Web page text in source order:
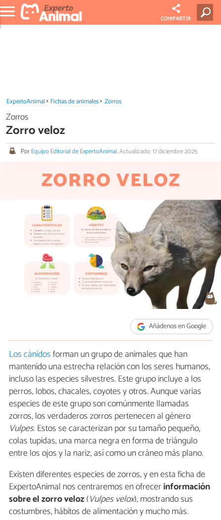
COMPARTIR
ExpertoAnimal Fichas de animales Zorros
Zorros
Zorro veloz
PorEquipo Editorial de ExpertoAnimal.Actualizado: 17 diciembre 2025
Añádenos en Google
Los cánidosforman un grupo de animales que han
mantenido una estrecha relación con los seres humanos,
incluso las especies silvestres. Este grupo incluye a los
perros, lobos, chacales, coyotes y otros. Aunque varias
especies de este grupo son comúnmente llamadas
zorros, los verdaderos zorros pertenecen al género
Vulpes. Estos se caracterizan por su tamaño pequeño,
colas tupidas, una marca negra en forma de triángulo
entre los ojos y la nariz, así como un cráneo más plano.
Existen diferentes especies de zorros, y en esta ficha de
ExpertoAnimal nos centraremos en ofrecerinformación
sobre el zorro veloz(Vulpes velox), mostrando sus
costumbres, hábitos de alimentación y mucho más.